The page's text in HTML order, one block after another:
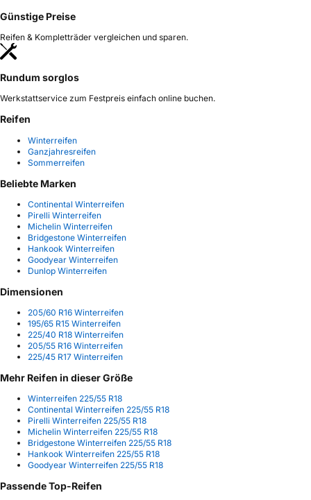
Günstige Preise
Reifen & Kompletträder vergleichen und sparen.
Rundum sorglos
Werkstattservice zum Festpreis einfach online buchen.
Reifen
Winterreifen
Ganzjahresreifen
Sommerreifen
Beliebte Marken
Continental Winterreifen
Pirelli Winterreifen
Michelin Winterreifen
Bridgestone Winterreifen
Hankook Winterreifen
Goodyear Winterreifen
Dunlop Winterreifen
Dimensionen
205/60 R16 Winterreifen
195/65 R15 Winterreifen
225/40 R18 Winterreifen
205/55 R16 Winterreifen
225/45 R17 Winterreifen
Mehr Reifen in dieser Größe
Winterreifen 225/55 R18
Continental Winterreifen 225/55 R18
Pirelli Winterreifen 225/55 R18
Michelin Winterreifen 225/55 R18
Bridgestone Winterreifen 225/55 R18
Hankook Winterreifen 225/55 R18
Goodyear Winterreifen 225/55 R18
Passende Top-Reifen